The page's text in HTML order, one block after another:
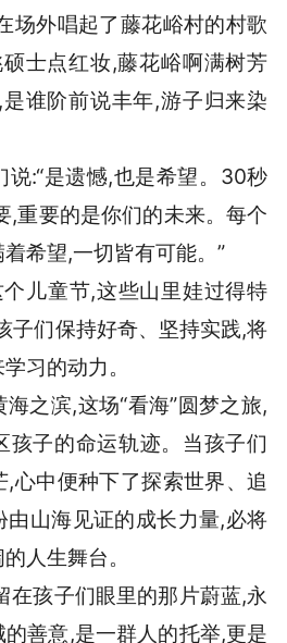
场外唱起了藤花峪村的村歌
硕士点红妆,藤花峪啊满树芳
谁阶前说丰年,游子归来染
:“是遗憾,也是希望。30秒
,重要的是你们的未来。每个
希望,一切皆有可能。”
儿童节,这些山里娃过得特
子们保持好奇、坚持实践,将
习的动力。
之滨,这场“看海”圆梦之旅,
孩子的命运轨迹。当孩子们
心中便种下了探索世界、追
由山海见证的成长力量,必将
人生舞台。
孩子们眼里的那片蔚蓝,永
善意,是一群人的托举,更是